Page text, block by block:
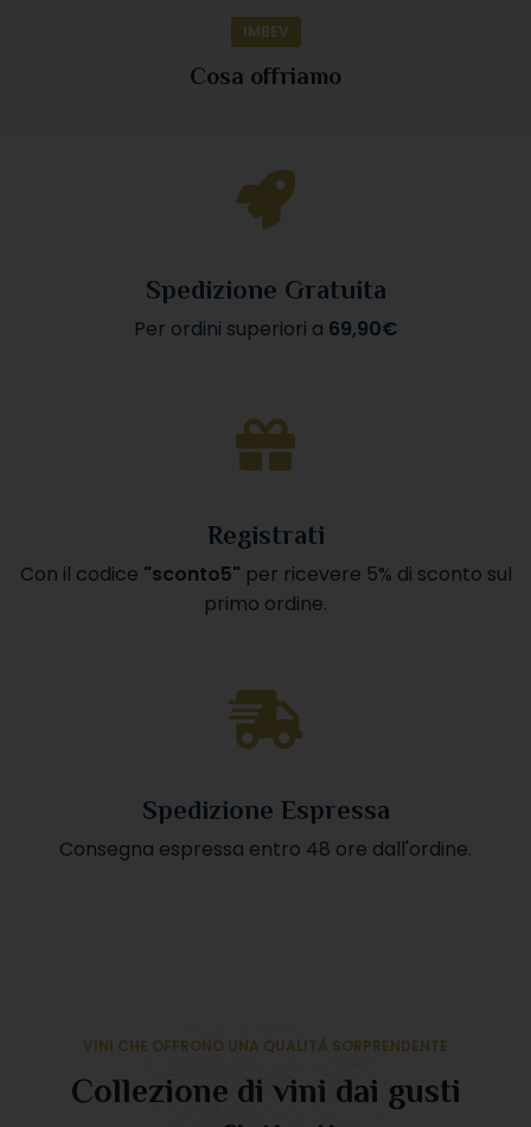
IMBEV
Cosa offriamo
Spedizione Gratuita
Per ordini superiori a 69,90€
Registrati
Con il codice "sconto5" per ricevere 5% di sconto sul
primo ordine.
Spedizione Espressa
Consegna espressa entro 48 ore dall'ordine.
VINI CHE OFFRONO UNA QUALITÀ SORPRENDENTE
Collezione di vini dai gusti